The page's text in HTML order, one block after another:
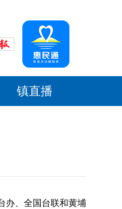
镇直播
办、全国台联和黄埔